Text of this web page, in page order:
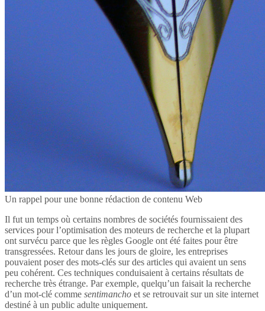
Un rappel pour une bonne rédaction de contenu Web
Il fut un temps où certains nombres de sociétés fournissaient des
services pour l’optimisation des moteurs de recherche et la plupart
ont survécu parce que les règles Google ont été faites pour être
transgressées. Retour dans les jours de gloire, les entreprises
pouvaient poser des mots-clés sur des articles qui avaient un sens
peu cohérent. Ces techniques conduisaient à certains résultats de
recherche très étrange. Par exemple, quelqu’un faisait la recherche
d’un mot-clé comme sentimancho et se retrouvait sur un site internet
destiné à un public adulte uniquement.